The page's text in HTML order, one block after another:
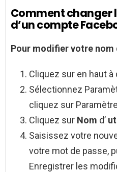
Comment changer
d’un compte
Pour modifier votre nom
Cliquez sur en haut à
Sélectionnez
cliquez sur
Cliquez sur Nom d’
Saisissez votre
votre mot de passe,
Enregistrer les